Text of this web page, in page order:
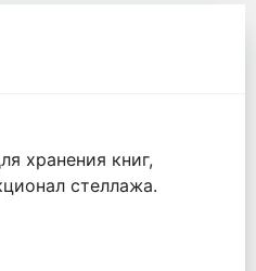
хранения книг,
стеллажа.